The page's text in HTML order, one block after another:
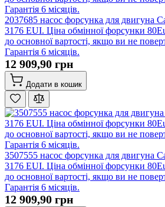
2037685 насос форсунка для двигуна
3176 EUI. Ціна обмінної форсунки
до основної вартості, якщо ви не
Гарантія 6 місяців.
12 909,90 грн
Додати в кошик
3507555 насос форсунка для двигуна
3176 EUI. Ціна обмінної форсунки
до основної вартості, якщо ви не
Гарантія 6 місяців.
12 909,90 грн